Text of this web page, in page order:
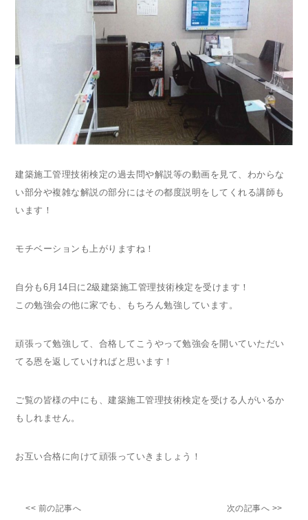
建築施工管理技術検定の過去問や解説等の動画を見て、わからな
い部分や複雑な解説の部分にはその都度説明をしてくれる講師も
います！
モチベーションも上がりますね！
自分も6月14日に2級建築施工管理技術検定を受けます！
この勉強会の他に家でも、もちろん勉強しています。
頑張って勉強して、合格してこうやって勉強会を開いていただい
てる恩を返していければと思います！
ご覧の皆様の中にも、建築施工管理技術検定を受ける人がいるか
もしれません。
お互い合格に向けて頑張っていきましょう！
<< 前の記事へ 次の記事へ >>